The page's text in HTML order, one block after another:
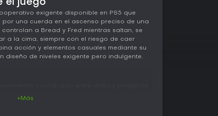
el juego
exigente disponible en PS5 que
una cuerda en el ascenso preciso de una
a Bread y Fred mientras saltan, se
a la cima, siempre con el riesgo de caer
acción y elementos casuales mediante su
diseño de niveles exigente pero indulgente.
+Más